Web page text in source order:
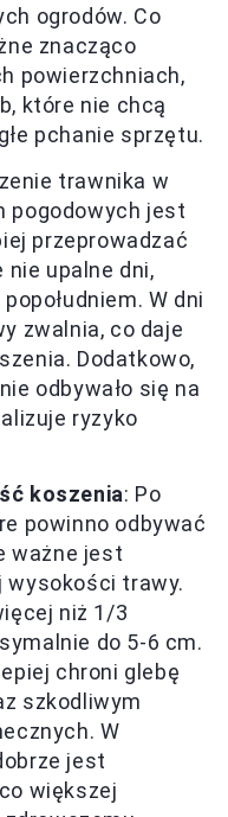
ogrodów. Co
znacząco
powierzchniach,
które nie chcą
pchanie sprzętu.
trawnika w
pogodowych jest
przeprowadzać
nie upalne dni,
W dni
zwalnia, co daje
Dodatkowo,
odbywało się na
ryzyko
koszenia: Po
powinno odbywać
ważne jest
wysokości trawy.
niż 1/3
do 5-6 cm.
chroni glebę
szkodliwym
W
jest
większej